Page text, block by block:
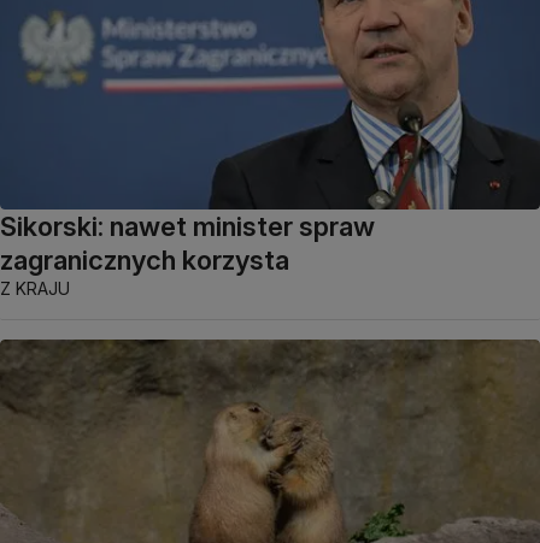
Sikorski: nawet minister spraw
zagranicznych korzysta
Z KRAJU